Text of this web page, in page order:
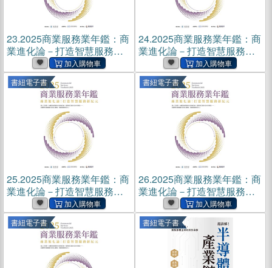
23.2025商業服務業年鑑：商
業進化論－打造智慧服務新
紀元（專題篇）(電子書)
24.2025商業服務業年鑑：商
業進化論－打造智慧服務新
紀元（第九章）(電子書)
書紐電子書
25.2025商業服務業年鑑：商
業進化論－打造智慧服務新
紀元（第十章）(電子書)
書紐電子書
26.2025商業服務業年鑑：商
業進化論－打造智慧服務新
紀元（第十一章）(電子書)
書紐電子書 書紐電子書